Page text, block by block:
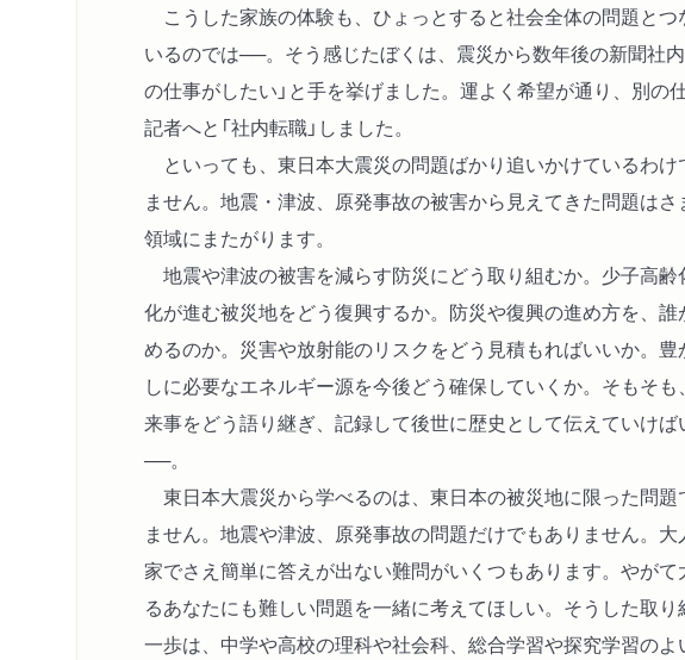
こうした家族の体験も、ひょっとすると社会全体の問題とつ
いるのでは──。そう感じたぼくは、震災から数年後の新聞社内
の仕事がしたい」と手を挙げました。運よく希望が通り、別の
記者へと「社内転職」しました。
といっても、東日本大震災の問題ばかり追いかけているわけ
ません。地震・津波、原発事故の被害から見えてきた問題はさ
領域にまたがります。
地震や津波の被害を減らす防災にどう取り組むか。少子高齢
化が進む被災地をどう復興するか。防災や復興の進め方を、誰
めるのか。災害や放射能のリスクをどう見積もればいいか。豊
しに必要なエネルギー源を今後どう確保していくか。そもそも
来事をどう語り継ぎ、記録して後世に歴史として伝えていけば
──。
東日本大震災から学べるのは、東日本の被災地に限った問題
ません。地震や津波、原発事故の問題だけでもありません。大
家でさえ簡単に答えが出ない難問がいくつもあります。やがて
るあなたにも難しい問題を一緒に考えてほしい。そうした取り
一歩は、中学や高校の理科や社会科、総合学習や探究学習のよ